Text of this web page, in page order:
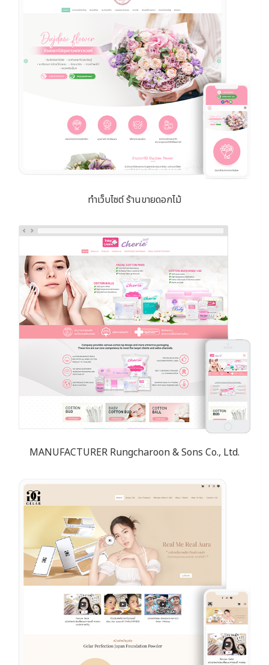
ทำเว็บไซต์ ร้านขายดอกไม้
MANUFACTURER Rungcharoon & Sons Co., Ltd.